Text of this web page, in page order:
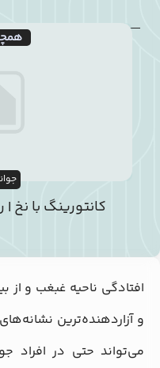
کانتورینگ با
افتادگی ناحیه غبغب و از
و آزاردهنده‌ترین
می‌تواند حتی در افراد